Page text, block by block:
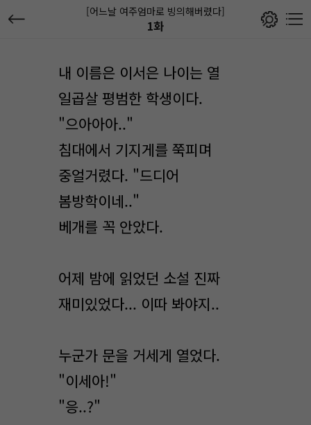
[어느날 여주엄마로 빙의해버렸다]
1화
내 이름은 이서은 나이는 열
일곱살 평범한 학생이다.
"으아아아.."
침대에서 기지게를 쭉피며
중얼거렸다. "드디어
봄방학이네.."
베개를 꼭 안았다.
어제 밤에 읽었던 소설 진짜
재미있었다... 이따 봐야지..
누군가 문을 거세게 열었다.
"이세아!"
"응..?"